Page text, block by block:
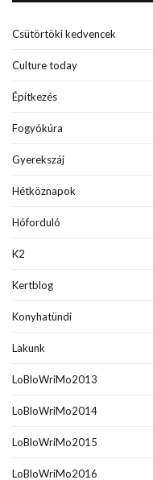
Csütörtöki kedvencek
Culture today
Építkezés
Fogyókúra
Gyerekszáj
Hétköznapok
Hóforduló
K2
Kertblog
Konyhatündi
Lakunk
LoBloWriMo2013
LoBloWriMo2014
LoBloWriMo2015
LoBloWriMo2016